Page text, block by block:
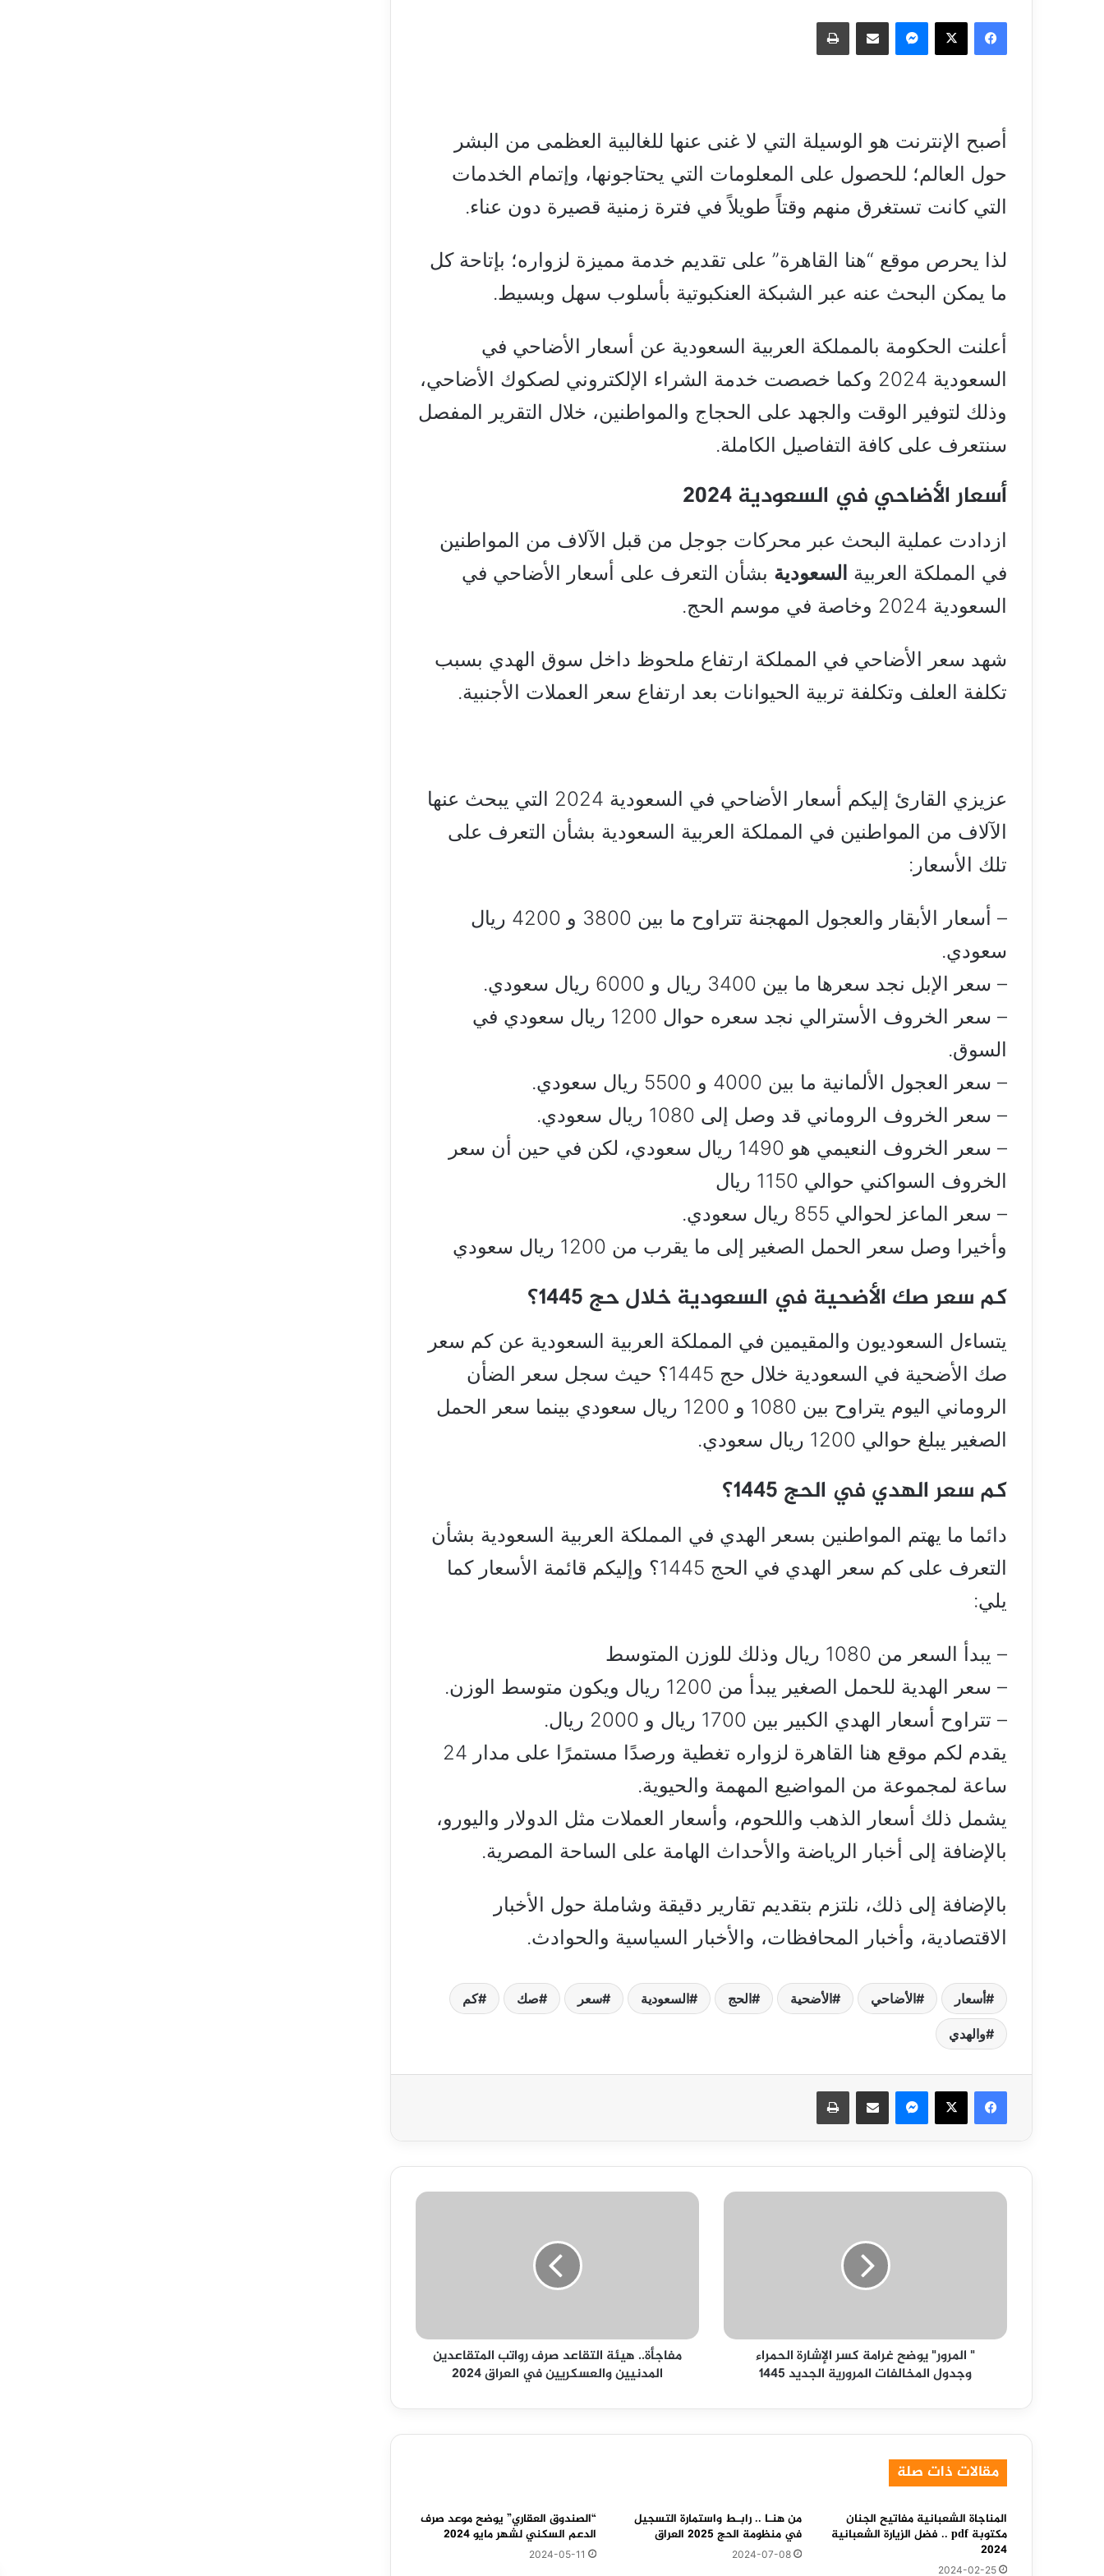
فيسبوك ‫X ماسنجر مشاركة عبر البريد طباعة
أصبح الإنترنت هو الوسيلة التي لا غنى عنها للغالبية العظمى من البشر
حول العالم؛ للحصول على المعلومات التي يحتاجونها، وإتمام الخدمات
التي كانت تستغرق منهم وقتاً طويلاً في فترة زمنية قصيرة دون عناء.
لذا يحرص موقع “هنا القاهرة” على تقديم خدمة مميزة لزواره؛ بإتاحة كل
ما يمكن البحث عنه عبر الشبكة العنكبوتية بأسلوب سهل وبسيط.
أعلنت الحكومة بالمملكة العربية السعودية عن أسعار الأضاحي في
السعودية 2024 وكما خصصت خدمة الشراء الإلكتروني لصكوك الأضاحي،
وذلك لتوفير الوقت والجهد على الحجاج والمواطنين، خلال التقرير المفصل
سنتعرف على كافة التفاصيل الكاملة.
أسعار الأضاحي في السعودية 2024
ازدادت عملية البحث عبر محركات جوجل من قبل الآلاف من المواطنين
في المملكة العربية السعودية بشأن التعرف على أسعار الأضاحي في
السعودية 2024 وخاصة في موسم الحج.
شهد سعر الأضاحي في المملكة ارتفاع ملحوظ داخل سوق الهدي بسبب
تكلفة العلف وتكلفة تربية الحيوانات بعد ارتفاع سعر العملات الأجنبية.
عزيزي القارئ إليكم أسعار الأضاحي في السعودية 2024 التي يبحث عنها
الآلاف من المواطنين في المملكة العربية السعودية بشأن التعرف على
تلك الأسعار:
– أسعار الأبقار والعجول المهجنة تتراوح ما بين 3800 و 4200 ريال
سعودي.
– سعر الإبل نجد سعرها ما بين 3400 ريال و 6000 ريال سعودي.
– سعر الخروف الأسترالي نجد سعره حوال 1200 ريال سعودي في
السوق.
– سعر العجول الألمانية ما بين 4000 و 5500 ريال سعودي.
– سعر الخروف الروماني قد وصل إلى 1080 ريال سعودي.
– سعر الخروف النعيمي هو 1490 ريال سعودي، لكن في حين أن سعر
الخروف السواكني حوالي 1150 ريال
– سعر الماعز لحوالي 855 ريال سعودي.
وأخيرا وصل سعر الحمل الصغير إلى ما يقرب من 1200 ريال سعودي
كم سعر صك الأضحية في السعودية خلال حج 1445؟
يتساءل السعوديون والمقيمين في المملكة العربية السعودية عن كم سعر
صك الأضحية في السعودية خلال حج 1445؟ حيث سجل سعر الضأن
الروماني اليوم يتراوح بين 1080 و 1200 ريال سعودي بينما سعر الحمل
الصغير يبلغ حوالي 1200 ريال سعودي.
كم سعر الهدي في الحج 1445؟
دائما ما يهتم المواطنين بسعر الهدي في المملكة العربية السعودية بشأن
التعرف على كم سعر الهدي في الحج 1445؟ وإليكم قائمة الأسعار كما
يلي:
– يبدأ السعر من 1080 ريال وذلك للوزن المتوسط
– سعر الهدية للحمل الصغير يبدأ من 1200 ريال ويكون متوسط الوزن.
– تتراوح أسعار الهدي الكبير بين 1700 ريال و 2000 ريال.
يقدم لكم موقع هنا القاهرة لزواره تغطية ورصدًا مستمرًا على مدار 24
ساعة لمجموعة من المواضيع المهمة والحيوية.
يشمل ذلك أسعار الذهب واللحوم، وأسعار العملات مثل الدولار واليورو،
بالإضافة إلى أخبار الرياضة والأحداث الهامة على الساحة المصرية.
بالإضافة إلى ذلك، نلتزم بتقديم تقارير دقيقة وشاملة حول الأخبار
الاقتصادية، وأخبار المحافظات، والأخبار السياسية والحوادث.
أسعار الأضاحي الأضحية الحج السعودية سعر صك كم
والهدي
فيسبوك ‫X ماسنجر مشاركة عبر البريد طباعة
"
المخالفات
المرورية" المرور" يوضح غرامة كسر الإشارة الحمراء
وجدول المخالفات المرورية الجديد 1445
مفاجأة..
في
العراقمفاجأة.. هيئة التقاعد صرف رواتب المتقاعدين
المدنيين والعسكريين في العراق 2024
مقالات ذات صلة
المناجاة الشعبانية مفاتيح الجنان
مكتوبة pdf .. فضل الزيارة الشعبانية
2024
2024-02-25
من هنـا .. رابـط واستمارة التسجيل
في منظومة الحج 2025 العراق
2024-07-08
“الصندوق العقاري” يوضح موعد صرف
الدعم السكني لشهر مايو 2024
2024-05-11